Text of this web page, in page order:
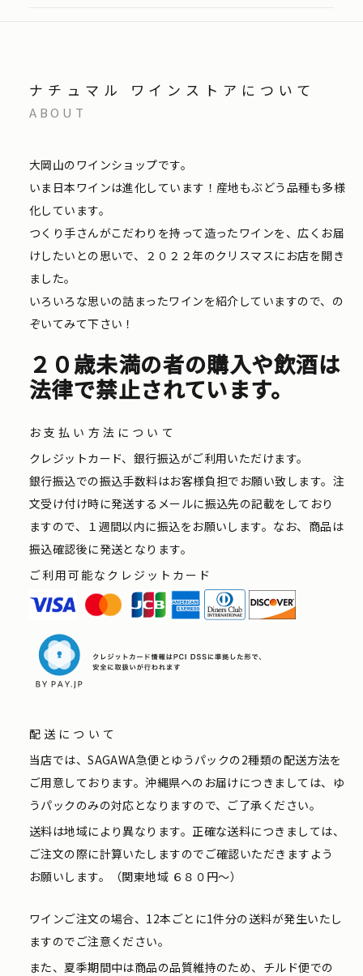
ナチュマル ワインストアについて
ABOUT
大岡山のワインショップです。
いま日本ワインは進化しています！産地もぶどう品種も多様
化しています。
つくり手さんがこだわりを持って造ったワインを、広くお届
けしたいとの思いで、２０２２年のクリスマスにお店を開き
ました。
いろいろな思いの詰まったワインを紹介していますので、の
ぞいてみて下さい！
２０歳未満の者の購入や飲酒は
法律で禁止されています。
お支払い方法について
クレジットカード、銀行振込がご利用いただけます。
銀行振込での振込手数料はお客様負担でお願い致します。注
文受け付け時に発送するメールに振込先の記載をしており
ますので、１週間以内に振込をお願いします。なお、商品は
振込確認後に発送となります。
ご利用可能なクレジットカード
配送について
当店では、SAGAWA急便とゆうパックの2種類の配送方法を
ご用意しております。沖縄県へのお届けにつきましては、ゆ
うパックのみの対応となりますので、ご了承ください。
送料は地域により異なります。正確な送料につきましては、
ご注文の際に計算いたしますのでご確認いただきますよう
お願いします。（関東地域 ６８０円〜）
ワインご注文の場合、12本ごとに1件分の送料が発生いたし
ますのでご注意ください。
また、夏季期間中は商品の品質維持のため、チルド便での